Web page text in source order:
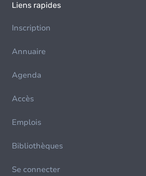
Liens rapides
Inscription
Annuaire
Agenda
Accès
Emplois
Bibliothèques
Se connecter